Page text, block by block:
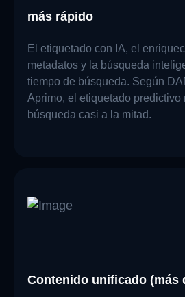
más rápido
El etiquetado con IA, el
metadatos y la búsqueda
tiempo de búsqueda. Según
Aprimo, el etiquetado predictivo
búsqueda casi a la mitad.
Contenido unificado (más